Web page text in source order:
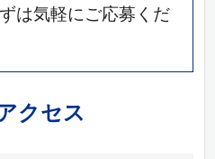
は気軽にご応募くだ
クセス